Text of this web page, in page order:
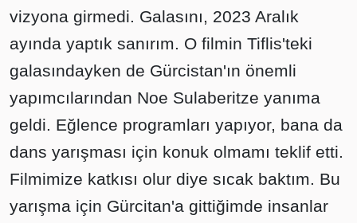
vizyona girmedi. Galasını, 2023 Aralık
ayında yaptık sanırım. O filmin Tiflis'teki
galasındayken de Gürcistan'ın önemli
yapımcılarından Noe Sulaberitze yanıma
geldi. Eğlence programları yapıyor, bana da
dans yarışması için konuk olmamı teklif etti.
Filmimize katkısı olur diye sıcak baktım. Bu
yarışma için Gürcitan'a gittiğimde insanlar